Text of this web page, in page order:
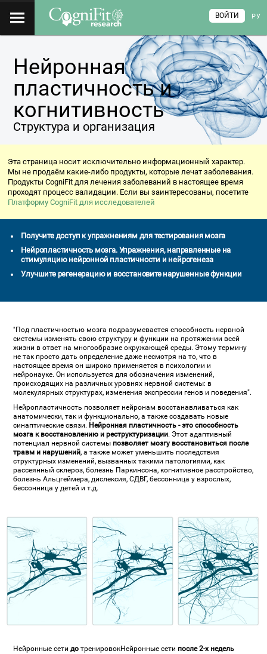
РУ
ВОЙТИ
Нейронная
пластичность и
когнитивность
Структура и организация
Эта страница носит исключительно информационный характер.
Мы не продаём какие-либо продукты, которые лечат заболевания.
Продукты CogniFit для лечения заболеваний в настоящее время
проходят процесс валидации. Если вы заинтересованы, посетите
Платформу CogniFit для исследователей
Получите доступ к упражнениям для тестирования мозга
Нейропластичность мозга. Упражнения, направленные на
стимуляцию нейронной пластичности и нейрогенеза
Улучшите регенерацию и восстановите нарушенные функции
"Под пластичностью мозга подразумевается способность нервной
системы изменять свою структуру и функции на протяжении всей
жизни в ответ на многообразие окружающей среды. Этому термину
не так просто дать определение даже несмотря на то, что в
настоящее время он широко применяется в психологии и
нейронауке. Он используется для обозначения изменений,
происходящих на различных уровнях нервной системы: в
молекулярных структурах, изменения экспрессии генов и поведения".
Нейропластичность позволяет нейронам восстанавливаться как
анатомически, так и функционально, а также создавать новые
синаптические связи. Нейронная пластичность - это способность
мозга к восстановлению и реструктуризации. Этот адаптивный
потенциал нервной системы позволяет мозгу восстановиться после
травм и нарушений, а также может уменьшить последствия
структурных изменений, вызванных такими патологиями, как
рассеянный склероз, болезнь Паркинсона, когнитивное расстройство,
болезнь Альцгеймера, дислексия, СДВГ, бессонница у взрослых,
бессонница у детей и т.д.
Нейронные сетидо тренировокНейронные сети после 2-х недель